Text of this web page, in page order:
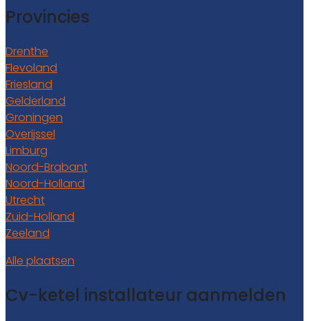
Provincies
Drenthe
Flevoland
Friesland
Gelderland
Groningen
Overijssel
Limburg
Noord-Brabant
Noord-Holland
Utrecht
Zuid-Holland
Zeeland
Alle plaatsen
Cv-ketel installateur aanmelden